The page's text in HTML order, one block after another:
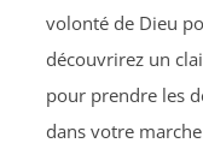
volonté de Dieu
découvrirez un
pour prendre les
dans votre